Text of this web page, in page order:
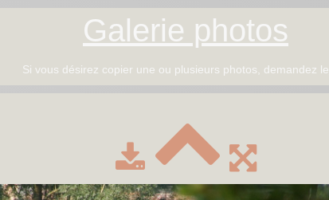
Galerie photos
Si vous désirez copier une ou plusieurs photos, demandez le